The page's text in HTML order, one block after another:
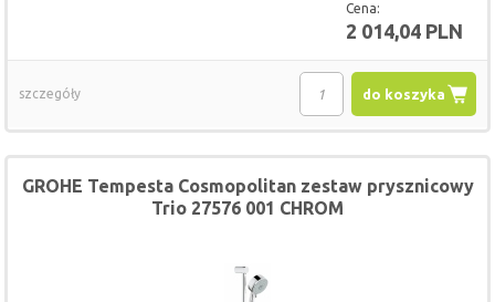
Cena:
2 014,04 PLN
do koszyka
szczegóły
GROHE Tempesta Cosmopolitan zestaw prysznicowy
Trio 27576 001 CHROM